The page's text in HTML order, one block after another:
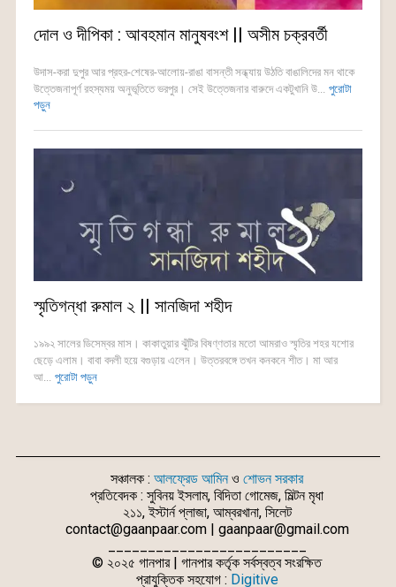
দোল ও দীপিকা : আবহমান মানুষবংশ || অসীম চক্রবর্তী
উদাস-করা দুপুর আর প্রহর-শেষের-আলোয়-রাঙা বাসন্তী সন্ধ্যায় উঠতি বাঙালিদের মন থাকে
উত্তেজনাপূর্ণ রহস্যময় অনুভূতিতে ভরপুর। সেই উত্তেজনার বারুদে একটুখানি উ... পুরোটা
পড়ুন
স্মৃতিগন্ধা রুমাল ২ || সানজিদা শহীদ
১৯৯২ সালের ডিসেম্বর মাস। কাকাতুয়ার ঝুঁটির বিষণ্ণতার মতো আমরাও স্মৃতির শহর যশোর
ছেড়ে এলাম। বাবা বদলী হয়ে বগুড়ায় এলেন। উত্তরবঙ্গে তখন কনকনে শীত। মা আর
আ... পুরোটা পড়ুন
সঞ্চালক : আলফ্রেড আমিনও শোভন সরকার
প্রতিবেদক : সুবিনয় ইসলাম, বিদিতা গোমেজ, মিল্টন মৃধা
২১১, ইস্টার্ন প্লাজা, আম্বরখানা, সিলেট
contact@gaanpaar.com | gaanpaar@gmail.com
© ২০২৫ গানপার | গানপার কর্তৃক সর্বস্বত্ব সংরক্ষিত
প্রাযুক্তিক সহযোগ : Digitive